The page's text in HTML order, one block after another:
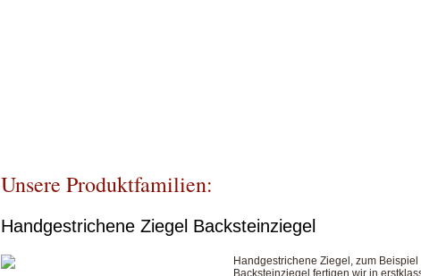
Unsere Produktfamilien:
Handgestrichene Ziegel Backsteinziegel
Handgestrichene Ziegel, zum Beispiel
Backsteinziegel fertigen wir in